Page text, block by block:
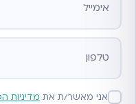
אני מאשר/ת את מדיניות